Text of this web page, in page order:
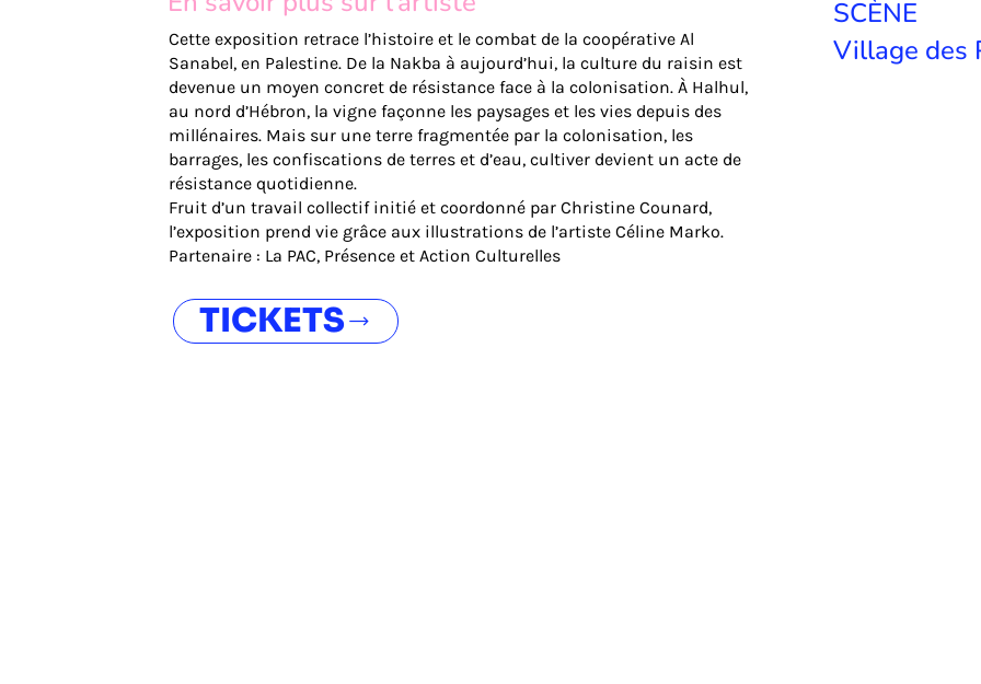
Cette exposition retrace l’histoire et le combat de la coopérative Al
Sanabel, en Palestine. De la Nakba à aujourd’hui, la culture du raisin est
devenue un moyen concret de résistance face à la colonisation. À Halhul,
au nord d’Hébron, la vigne façonne les paysages et les vies depuis des
millénaires. Mais sur une terre fragmentée par la colonisation, les
barrages, les confiscations de terres et d’eau, cultiver devient un acte de
résistance quotidienne.
Fruit d’un travail collectif initié et coordonné par Christine Counard,
l’exposition prend vie grâce aux illustrations de l’artiste Céline Marko.
Partenaire : La PAC, Présence et Action Culturelles
TICKETS
SCÈNE
Village des